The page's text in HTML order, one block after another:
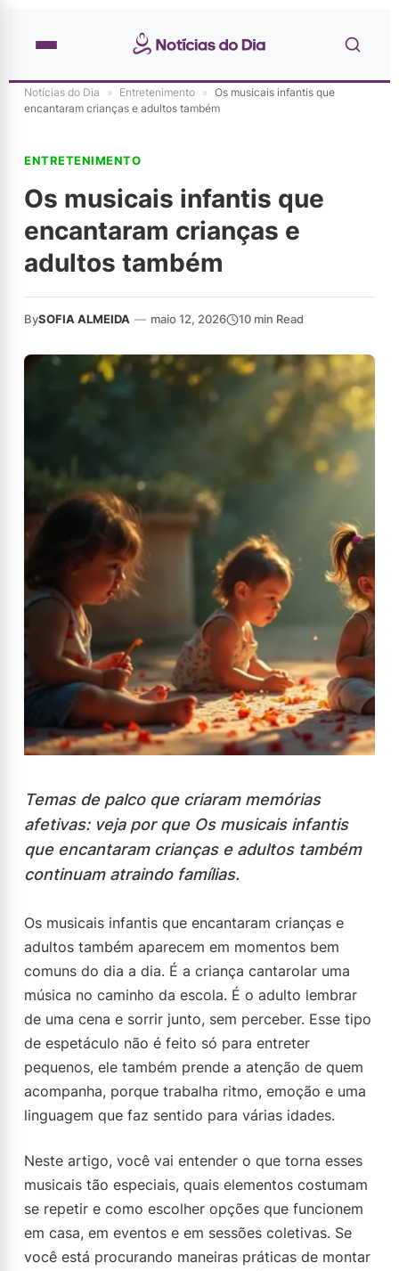
Notícias do Dia » Entretenimento » Os musicais infantis que
encantaram crianças e adultos também
ENTRETENIMENTO
Os musicais infantis que
encantaram crianças e
adultos também
BySOFIA ALMEIDA — maio 12, 2026 10 min Read
Temas de palco que criaram memórias
afetivas: veja por que Os musicais infantis
que encantaram crianças e adultos também
continuam atraindo famílias.
Os musicais infantis que encantaram crianças e
adultos também aparecem em momentos bem
comuns do dia a dia. É a criança cantarolar uma
música no caminho da escola. É o adulto lembrar
de uma cena e sorrir junto, sem perceber. Esse tipo
de espetáculo não é feito só para entreter
pequenos, ele também prende a atenção de quem
acompanha, porque trabalha ritmo, emoção e uma
linguagem que faz sentido para várias idades.
Neste artigo, você vai entender o que torna esses
musicais tão especiais, quais elementos costumam
se repetir e como escolher opções que funcionem
em casa, em eventos e em sessões coletivas. Se
você está procurando maneiras práticas de montar